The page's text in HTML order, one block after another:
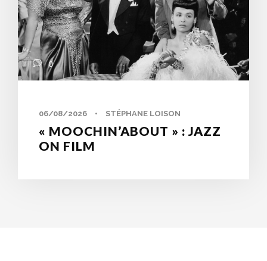
0
06/08/2026 • STÉPHANE LOISON
« MOOCHIN’ABOUT » : JAZZ
ON FILM